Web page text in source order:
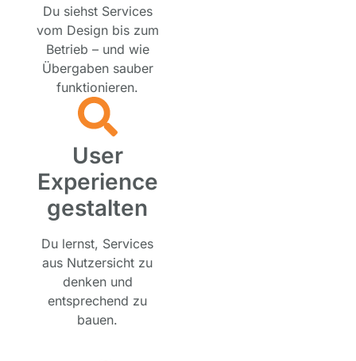
Du siehst Services
vom Design bis zum
Betrieb – und wie
Übergaben sauber
funktionieren.
User
Experience
gestalten
Du lernst, Services
aus Nutzersicht zu
denken und
entsprechend zu
bauen.